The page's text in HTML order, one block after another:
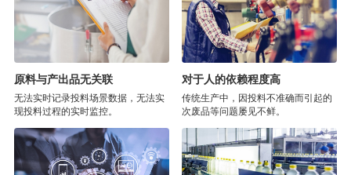
原料与产出品无关联
无法实时记录投料场景数据，无法实
现投料过程的实时监控。
对于人的依赖程度高
传统生产中，因投料不准确而引起的
次废品等问题屡见不鲜。